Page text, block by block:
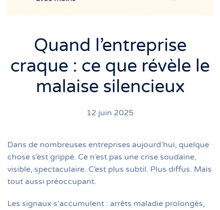
Quand l’entreprise
craque : ce que révèle le
malaise silencieux
12 juin 2025
Dans de nombreuses entreprises aujourd’hui, quelque
chose s’est grippé. Ce n’est pas une crise soudaine,
visible, spectaculaire. C’est plus subtil. Plus diffus. Mais
tout aussi préoccupant.
Les signaux s’accumulent : arrêts maladie prolongés,